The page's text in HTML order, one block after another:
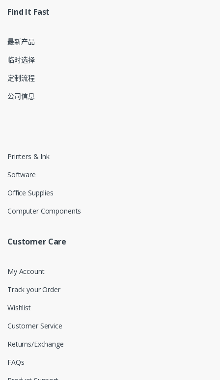
Find It Fast
最新产品
临时选择
定制流程
公司信息
Printers & Ink
Software
Office Supplies
Computer Components
Customer Care
My Account
Track your Order
Wishlist
Customer Service
Returns/Exchange
FAQs